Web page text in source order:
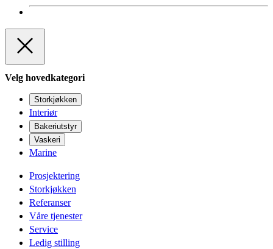
Velg hovedkategori
Storkjøkken
Interiør
Bakeriutstyr
Vaskeri
Marine
Prosjektering
Storkjøkken
Referanser
Våre tjenester
Service
Ledig stilling